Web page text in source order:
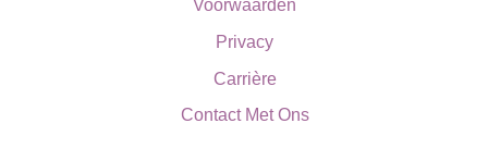
Voorwaarden
Privacy
Carrière
Contact Met Ons